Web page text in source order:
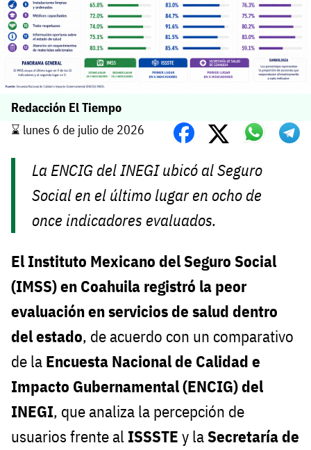
Redacción El Tiempo
⌛️ lunes 6 de julio de 2026
La ENCIG del INEGI ubicó al Seguro
Social en el último lugar en ocho de
once indicadores evaluados.
El Instituto Mexicano del Seguro Social
(IMSS) en Coahuila registró la peor
evaluación en servicios de salud dentro
del estado, de acuerdo con un comparativo
de la Encuesta Nacional de Calidad e
Impacto Gubernamental (ENCIG) del
INEGI, que analiza la percepción de
usuarios frente al ISSSTE y laSecretaría de